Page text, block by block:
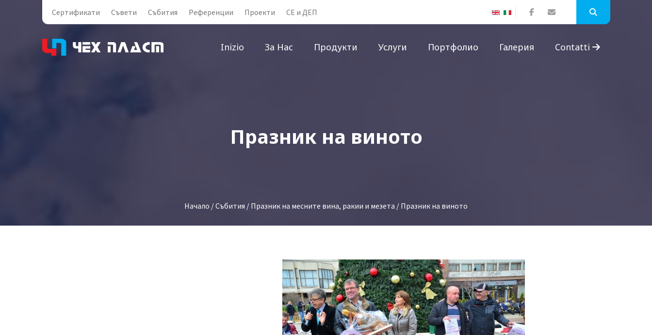
Сертификати Съвети Събития Референции Проекти CE и ДЕП
Inizio За Нас Продукти Услуги Портфолио Галерия Contatti
Празник на виното
Начало /Събития / Празник на месните вина, ракии и мезета / Празник на виното